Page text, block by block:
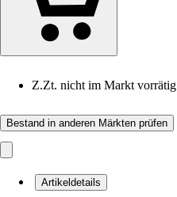
Z.Zt. nicht im Markt vorrätig
Bestand in anderen Märkten prüfen
Artikeldetails